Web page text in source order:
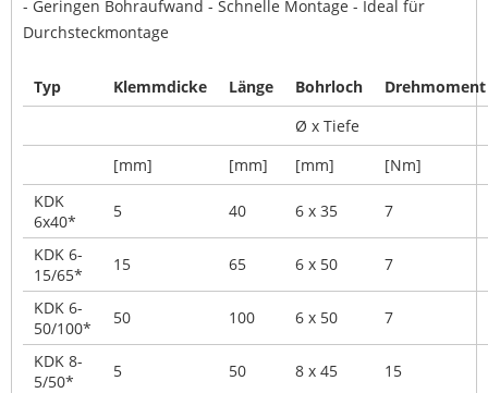
- Geringen Bohraufwand - Schnelle Montage - Ideal für
Durchsteckmontage
Typ Klemmdicke Länge Bohrloch
Drehmoment
Ø x Tiefe
[mm]
[mm] [mm]
[Nm]
KDK
6x40*
5 40 6 x 35 7
KDK 6-
15/65*
15 65 6 x 50 7
KDK 6-
50/100*
50 100 6 x 50 7
KDK 8-
5/50*
5 50 8 x 45 15